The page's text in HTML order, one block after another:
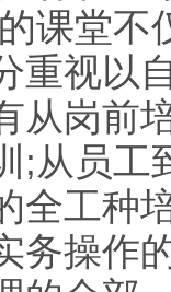
课堂不
重视以
从岗前
;从员工
全工种
务操作